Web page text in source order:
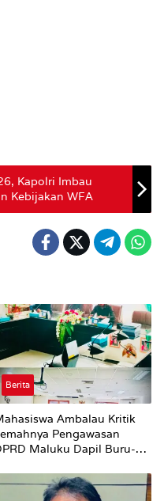
Kapolri Imbau
Kebijakan WFA
Berita
Ambalau Kritik
Pengawasan
Maluku Dapil Buru-
Status Jalan